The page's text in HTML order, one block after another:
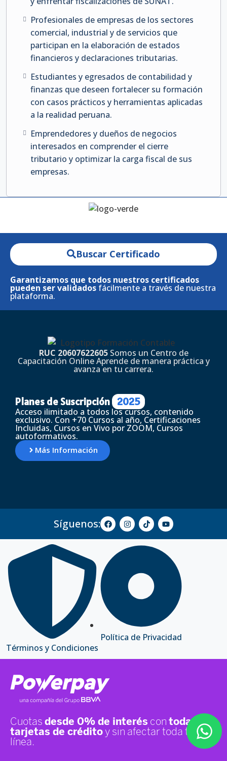
Profesionales de empresas de los sectores
comercial, industrial y de servicios que
participan en la elaboración de estados
financieros y declaraciones tributarias.
Estudiantes y egresados de contabilidad y
finanzas que deseen fortalecer su formación
con casos prácticos y herramientas aplicadas
a la realidad peruana.
Emprendedores y dueños de negocios
interesados en comprender el cierre
tributario y optimizar la carga fiscal de sus
empresas.
Buscar Certificado
Garantizamos que todos nuestros certificados
pueden ser validados fácilmente a través de nuestra
plataforma.
RUC 20607622605 Somos un Centro de
Capacitación Online Aprende de manera práctica y
avanza en tu carrera.
Planes de Suscripción 2025
Acceso ilimitado a todos los cursos, contenido
exclusivo. Con +70 Cursos al año, Certificaciones
Incluidas, Cursos en Vivo por ZOOM, Cursos
autoformativos.
Más Información
Síguenos:
Términos y Condiciones
Política de Privacidad